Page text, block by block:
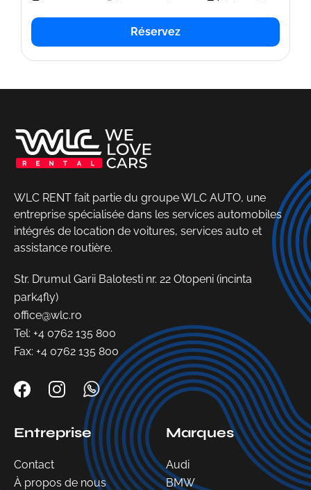
Réservez
WLC RENT fait partie du groupe WLC AUTO, une
entreprise spécialisée dans les services automobiles
intégrés de location de voitures, services auto et
assistance routière.
Str. Drumul Garii Balotesti nr. 22 Otopeni (incinta
park4fly)
office@wlc.ro
Tel: +4 0762 135 800
Fax: +4 0762 135 800
Entreprise
Contact
À propos de nous
Marques
Audi
BMW